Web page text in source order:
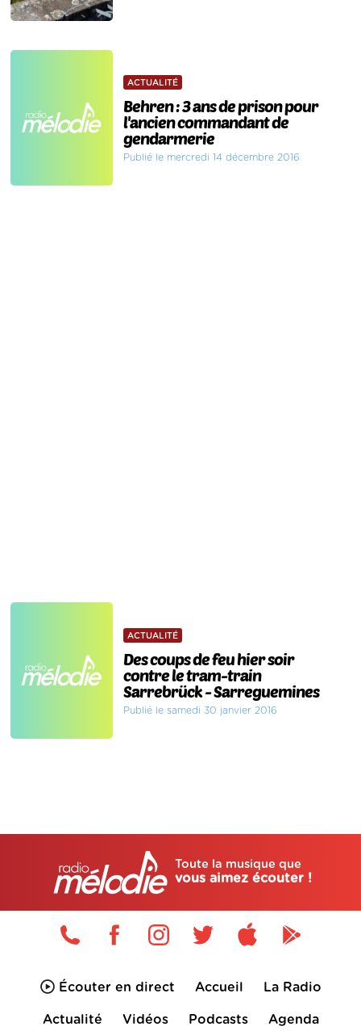
ACTUALITÉ
Behren : 3 ans de prison pour
l'ancien commandant de
gendarmerie
Publié le mercredi 14 décembre 2016
ACTUALITÉ
Des coups de feu hier soir
contre le tram-train
Sarrebrück - Sarreguemines
Publié le samedi 30 janvier 2016
Toute la musique que
vous aimez écouter !
Écouter en direct Accueil La Radio
Actualité Vidéos Podcasts Agenda